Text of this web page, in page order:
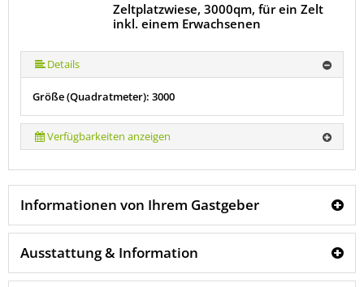
Zeltplatzwiese, 3000qm, für ein Zelt
inkl. einem Erwachsenen
Details
Größe (Quadratmeter): 3000
Verfügbarkeiten anzeigen
Informationen von Ihrem Gastgeber
Ausstattung & Information